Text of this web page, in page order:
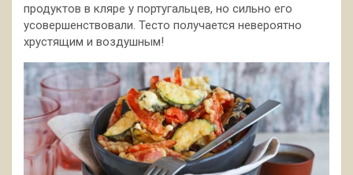
продуктов в кляре у португальцев, но сильно его
усовершенствовали. Тесто получается невероятно
хрустящим и воздушным!